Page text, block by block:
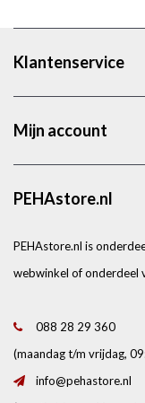
Klantenservice
Mijn account
PEHAstore.nl
PEHAstore.nl is
webwinkel of onderdeel
088 28 29 360
(maandag t/m vrijdag,
info@pehastore.nl